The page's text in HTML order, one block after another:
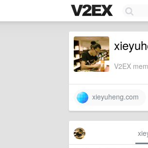
V2EX
xieyuheng.com